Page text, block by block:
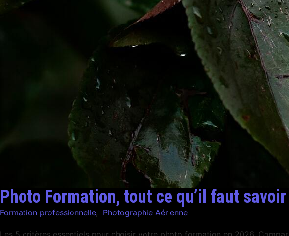
Photo Formation, tout ce qu’il faut
Formation professionnelle, Photographie Aérienne
Les 5 critères essentiels pour choisir votre photo formation en 2026.